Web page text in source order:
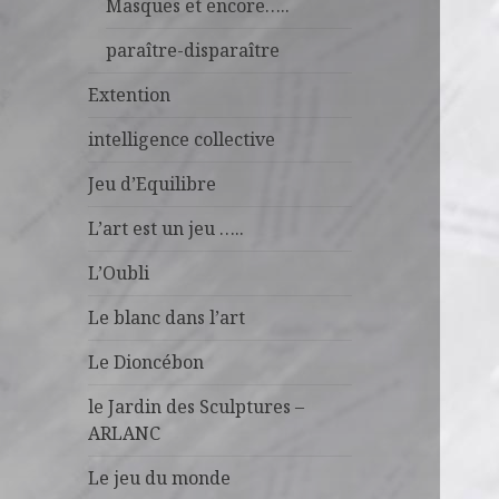
Masques et encore…..
paraître-disparaître
Extention
intelligence collective
Jeu d’Equilibre
L’art est un jeu …..
L’Oubli
Le blanc dans l’art
Le Dioncébon
le Jardin des Sculptures –
ARLANC
Le jeu du monde